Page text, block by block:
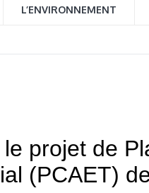
L’ENVIRONNEMENT